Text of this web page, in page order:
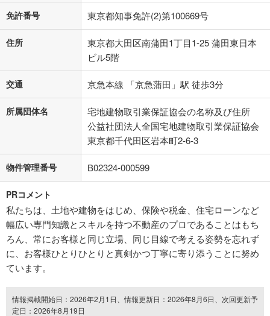
免許番号 東京都知事免許(2)第100669号
住所
東京都大田区南蒲田1丁目1-25 蒲田東日本
ビル5階
交通 京急本線 「京急蒲田」駅 徒歩3分
所属団体名
宅地建物取引業保証協会の名称及び住所
公益社団法人全国宅地建物取引業保証協会
東京都千代田区岩本町2-6-3
物件管理番号 B02324-000599
PRコメント
私たちは、土地や建物をはじめ、保険や税金、住宅ローンなど
幅広い専門知識とスキルを持つ不動産のプロであることはもち
ろん、常にお客様と同じ立場、同じ目線で考える姿勢を忘れず
に、お客様ひとりひとりと真剣かつ丁寧に寄り添うことに努め
ています。
情報掲載開始日：2026年2月1日、情報更新日：2026年8月6日、次回更新予
定日：2026年8月19日